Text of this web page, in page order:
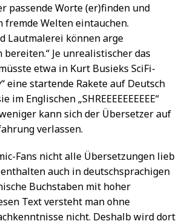
passende Worte (er)finden und
fremde Welten eintauchen.
Lautmalerei können arge
bereiten.“ Je unrealistischer das
etwa in Kurt Busieks SciFi-
eine startende Rakete auf Deutsch
im Englischen „SHREEEEEEEEEE“
kann sich der Übersetzer auf
verlassen.
Fans nicht alle Übersetzungen lieb
auch in deutschsprachigen
Buchstaben mit hoher
Text versteht man ohne
nicht. Deshalb wird dort